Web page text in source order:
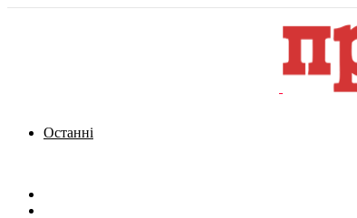
Останні